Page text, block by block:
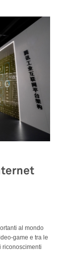
al mondo
game e tra le
riconoscimenti